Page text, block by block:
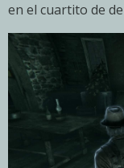
en el cuartito de